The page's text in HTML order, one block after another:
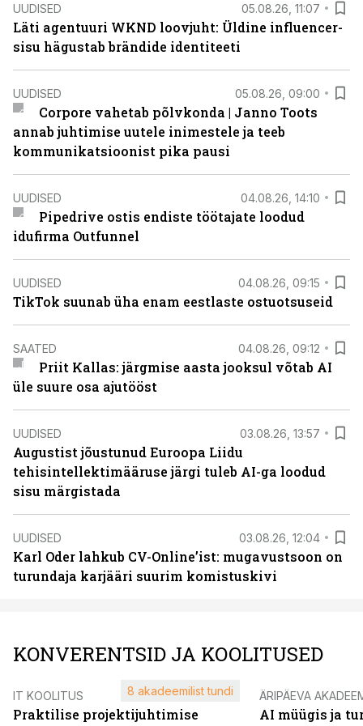
UUDISED 05.08.26, 11:07
Läti agentuuri WKND loovjuht: Üldine influencer-
sisu hägustab brändide identiteeti
UUDISED 05.08.26, 09:00
Corpore vahetab põlvkonda | Janno Toots
annab juhtimise uutele inimestele ja teeb
kommunikatsioonist pika pausi
UUDISED 04.08.26, 14:10
Pipedrive ostis endiste töötajate loodud
idufirma Outfunnel
UUDISED 04.08.26, 09:15
TikTok suunab üha enam eestlaste ostuotsuseid
SAATED 04.08.26, 09:12
Priit Kallas: järgmise aasta jooksul võtab AI
üle suure osa ajutööst
UUDISED 03.08.26, 13:57
Augustist jõustunud Euroopa Liidu
tehisintellektimääruse järgi tuleb AI-ga loodud
sisu märgistada
UUDISED 03.08.26, 12:04
Karl Oder lahkub CV-Online’ist: mugavustsoon on
turundaja karjääri suurim komistuskivi
KONVERENTSID JA KOOLITUSED
IT KOOLITUS
Praktilise projektijuhtimise
8 akadeemilist tundi ÄRIPÄEVA
AI müügis ja